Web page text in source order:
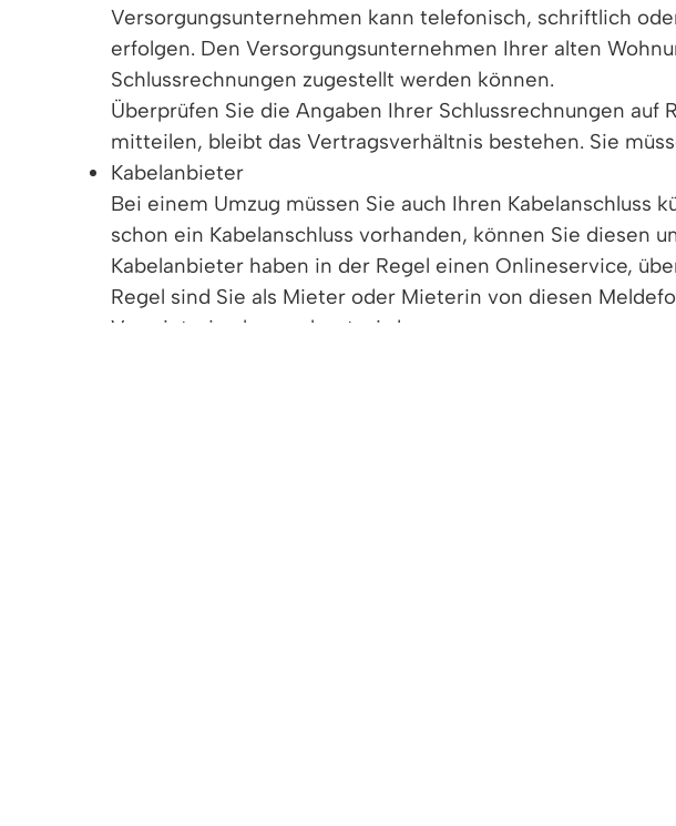
Versorgungsunternehmen kann telefonisch, schriftlich
erfolgen. Den Versorgungsunternehmen Ihrer alten
Schlussrechnungen zugestellt werden können.
Überprüfen Sie die Angaben Ihrer Schlussrechnungen
mitteilen, bleibt das Vertragsverhältnis bestehen. Sie
Kabelanbieter
Bei einem Umzug müssen Sie auch Ihren
schon ein Kabelanschluss vorhanden, können Sie diesen
Kabelanbieter haben in der Regel einen Onlineservice,
Regel sind Sie als Mieter oder Mieterin von diesen
Vermieterin abgerechnet wird.